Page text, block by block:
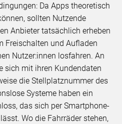
Da Apps theoretisch
sollten Nutzende
Anbieter tatsächlich erheben
Freischalten und Aufladen
Nutzer:innen losfahren. An
sich mit ihren Kundendaten
die Stellplatznummer des
Systeme haben ein
das sich per Smartphone-
Wo die Fahrräder stehen,